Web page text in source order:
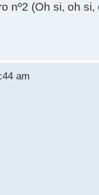
nº2 (Oh si, oh
am